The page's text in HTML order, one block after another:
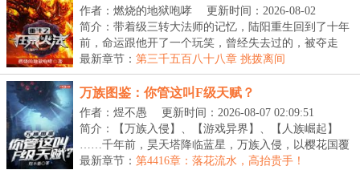
作者：燃烧的地狱咆哮
更新时间：2026-08-02
22:46:40
简介：带着级三转大法师的记忆，陆阳重生回到了十年
前，命运跟他开了一个玩笑，曾经失去过的，被夺走
的，...
最新章节： 第三千五百八十八章 挑拨离间
万族图鉴：你管这叫F级天赋？
作者：煜不愚
更新时间：2026-08-07 02:09:51
简介：【万族入侵】、【游戏异界】、【人族崛起】
……千年前，昊天塔降临蓝星，万族入侵，以樱花国覆
灭开...
最新章节： 第4416章：落花流水，高抬贵手！